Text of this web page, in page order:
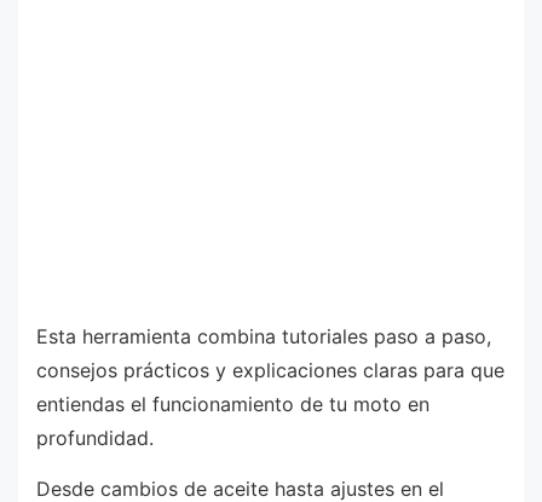
Esta herramienta combina tutoriales paso a paso,
consejos prácticos y explicaciones claras para que
entiendas el funcionamiento de tu moto en
profundidad.
Desde cambios de aceite hasta ajustes en el